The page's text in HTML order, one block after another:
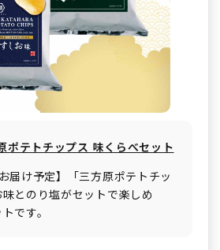
ポテトチップス 味くらべセット
届け予定】「三方原ポテトチッ
とのり塩がセットで楽しめ
です。